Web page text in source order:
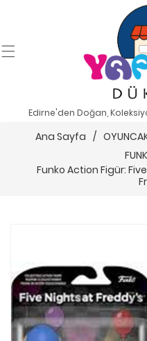
Edirne'den Doğan,
Ana Sayfa /
Funko Action Figür: